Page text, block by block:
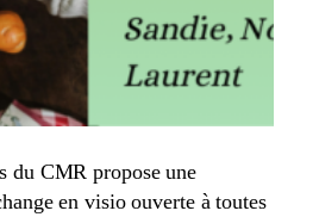
du CMR propose une
en visio ouverte à toutes